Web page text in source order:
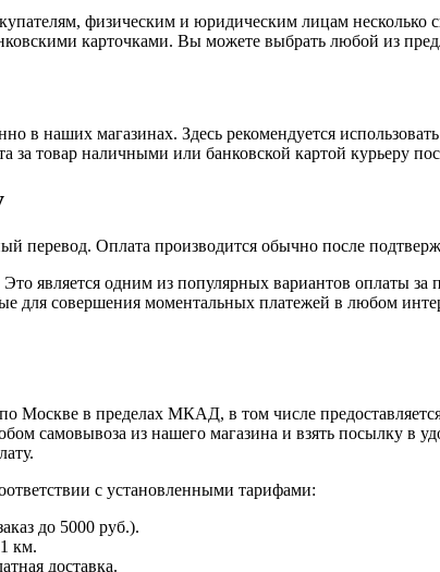
физическим и юридическим лицам
карточками. Вы можете выбрать любой из
в наших магазинах. Здесь рекомендуется
за товар наличными или банковской картой курьеру
перевод. Оплата производится обычно после
является одним из популярных вариантов оплаты
для совершения моментальных платежей в любом
Москве в пределах МКАД, в том числе
самовывоза из нашего магазина и взять посылку в
с установленными тарифами:
до 5000 руб.).
км.
доставка.